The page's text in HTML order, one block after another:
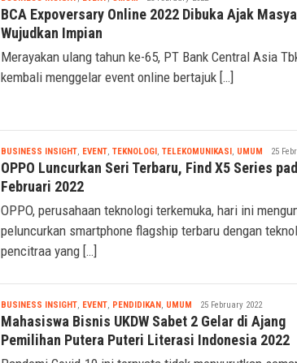
BCA Expoversary Online 2022 Dibuka Ajak
Wujudkan Impian
Merayakan ulang tahun ke-65, PT Bank Central Asia
kembali menggelar event online bertajuk […]
BUSINESS INSIGHT, EVENT, TEKNOLOGI, TELEKOMUNIKASI, UMUM Nabila
25
OPPO Luncurkan Seri Terbaru, Find X5 Series
Februari 2022
OPPO, perusahaan teknologi terkemuka, hari ini
peluncurkan smartphone flagship terbaru dengan
pencitraa yang […]
BUSINESS INSIGHT, EVENT, PENDIDIKAN, UMUM Nabila
25 February 2022
Mahasiswa Bisnis UKDW Sabet 2 Gelar di Ajang
Pemilihan Putera Puteri Literasi Indonesia 2022